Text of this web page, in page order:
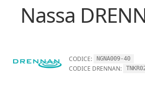
Nassa
CODICE: NGNA009-40
CODICE DRENNAN: